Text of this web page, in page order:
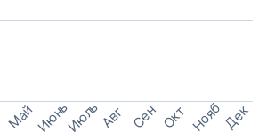
МайИюньИюльАвг Сен Окт НоябДек